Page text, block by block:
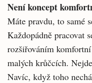
Není koncept
Máte pravdu, to samé
Každopádně pracovat
rozšiřováním
malých krůčcích.
Navíc, když toho